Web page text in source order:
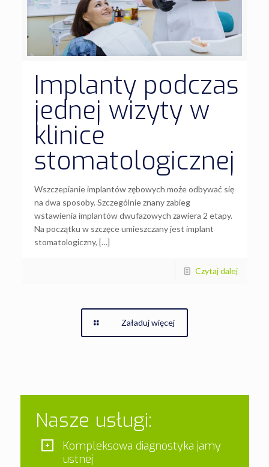
Implanty podczas
jednej wizyty w
klinice
stomatologicznej
Wszczepianie implantów zębowych może odbywać się
na dwa sposoby. Szczególnie znany zabieg
wstawienia implantów dwufazowych zawiera 2 etapy.
Na początku w szczęce umieszczany jest implant
stomatologiczny, […]
Czytaj dalej
Załaduj więcej
Nasze usługi:
Kompleksowa diagnostyka jamy
ustnej